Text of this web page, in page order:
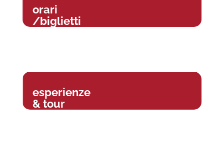
orari
/biglietti
esperienze
& tour